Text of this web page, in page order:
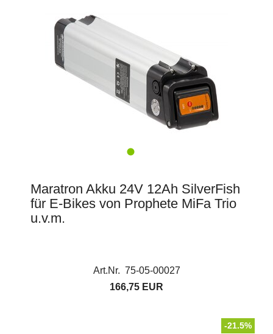
Maratron Akku 24V 12Ah SilverFish
für E-Bikes von Prophete MiFa Trio
u.v.m.
Art.Nr. 75-05-00027
166,75 EUR
-21.5%